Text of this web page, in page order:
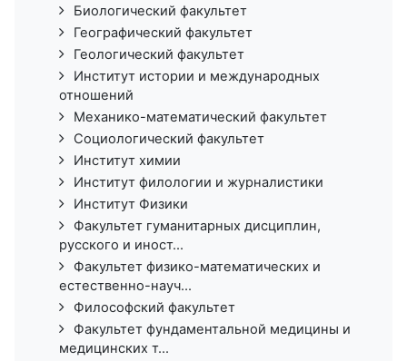
Биологический факультет
Географический факультет
Геологический факультет
Институт истории и международных
отношений
Механико-математический факультет
Социологический факультет
Институт химии
Институт филологии и журналистики
Институт Физики
Факультет гуманитарных дисциплин,
русского и иност...
Факультет физико-математических и
естественно-науч...
Философский факультет
Факультет фундаментальной медицины и
медицинских т...